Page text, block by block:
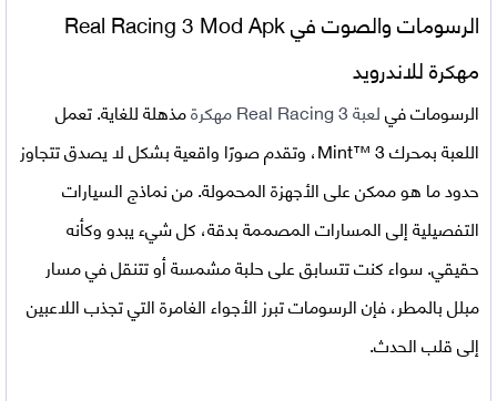
الرسومات والصوت في Real Racing 3 Mod Apk
مهكرة للاندرويد
الرسومات فيلعبة Real Racing 3 مهكرة
مذهلة للغاية. تعمل
اللعبة بمحرك Mint™ 3، وتقدم صورًا واقعية بشكل لا يصدق تتجاوز
حدود ما هو ممكن على الأجهزة المحمولة. من نماذج السيارات
التفصيلية إلى المسارات المصممة بدقة، كل شيء يبدو وكأنه
حقيقي. سواء كنت تتسابق على حلبة مشمسة أو تتنقل في مسار
مبلل بالمطر، فإن الرسومات تبرز الأجواء الغامرة التي تجذب اللاعبين
إلى قلب الحدث.